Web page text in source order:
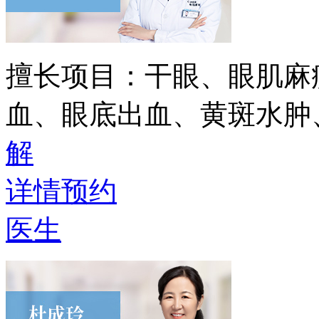
擅长项目： 干眼、眼肌
血、眼底出血、黄斑水
解
详情预约
医生